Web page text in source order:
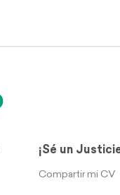
¡Sé un
Compartir mi CV